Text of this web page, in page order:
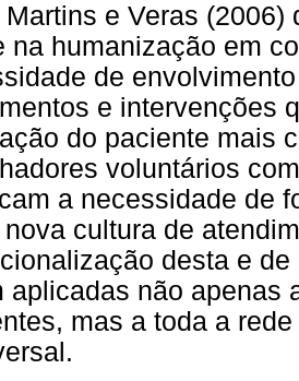
Martins e Veras
na humanização em
de
e intervenções
do paciente mais
voluntários
a necessidade de
cultura de
desta e
aplicadas não apenas
mas a toda a